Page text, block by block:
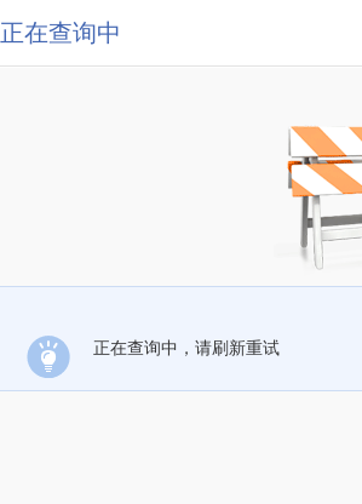
正在查询中
正在查询中，请刷新重试